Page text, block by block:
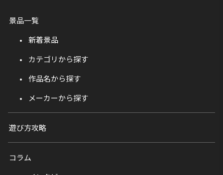
景品一覧
新着景品
カテゴリから探す
作品名から探す
メーカーから探す
遊び方攻略
コラム